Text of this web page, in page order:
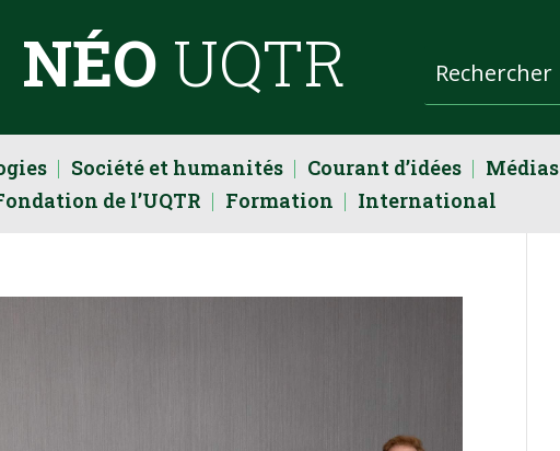
NÉO UQTR
Société et humanités Courant d’idées Médias
de l’UQTR Formation International